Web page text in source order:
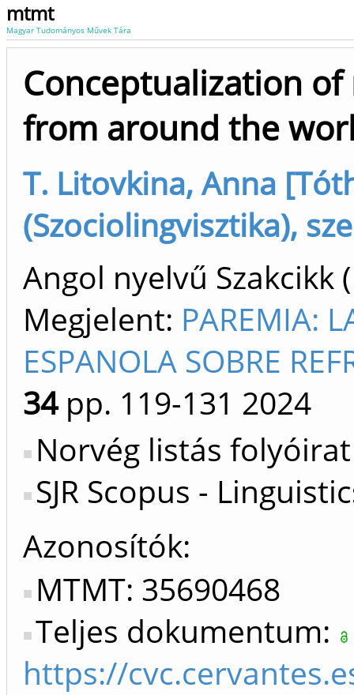
mtmt
Magyar Tudományos Művek Tára
Conceptualization
from around the
T. Litovkina, Anna
(Szociolingvisztika),
Angol nyelvű
Megjelent: PAREMIA:
ESPANOLA SOBRE
34pp. 119-131 2024
Norvég listás folyóirat
SJR Scopus -
Azonosítók
MTMT: 35690468
Teljes dokumentum:
https://